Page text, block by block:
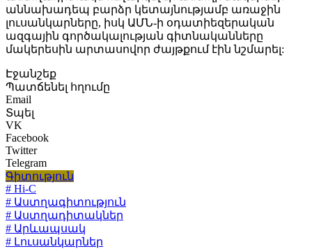
աննախադեպ բարձր կետայնությամբ առաջին
լուսանկարները, իսկ ԱՄՆ-ի օդատիեզերական
ազգային գործակալության գիտնականները
մակերեսին արտասովոր ժայթքում էին նշմարել:
Էջանշեք
Պատճենել հղումը
Email
Տպել
VK
Facebook
Twitter
Telegram
Գիտություն
# Hi-C
# Աստղագիտություն
# Աստղադիտակներ
# Արևապսակ
# Լուսանկարներ